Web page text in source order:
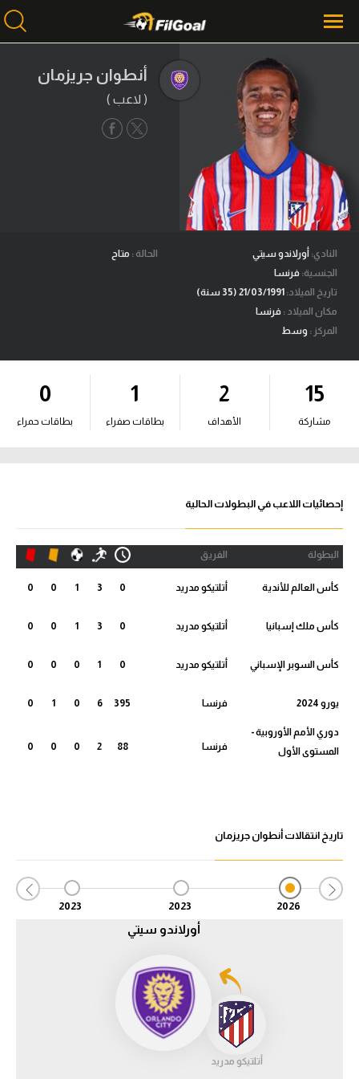
محتوى إخباري
الرئيسية
أخبار
مباريات
ميركاتو
فانتازي في الجول
مسابقة التوقعات
فيديوهات
آراء حرة
ركن الألعاب
الدوري المصري
الدوري الإنجليزي الممتاز
الدوري السعودي للمحترفين
كل البطولات
أنطوان جريزمان
( لاعب )
النادي: أورلاندو سيتي
الجنسية: فرنسا
تاريخ الميلاد:
مكان الميلاد : فرنسا
المركز : وسط
الحالة : متاح
15
مشاركة
2
الأهداف
1
بطاقات صفراء
0
بطاقات حمراء
إحصائيات اللاعب في البطولات الحالية
البطولة الفريق
كأس العالم للأندية أتلتيكو مدريد 0
3
1
0
0
كأس ملك إسبانيا أتلتيكو مدريد 0
3
1
0
0
كأس السوبر الإسباني أتلتيكو مدريد 0
1
0
0
0
يورو 2024 فرنسا 395
6
0
1
0
دوري الأمم الأوروبية -
المستوى الأول
فرنسا 88
2
0
0
0
تاريخ انتقالات أنطوان جريزمان
2026
2023
2023
أورلاندو سيتي
أتلتيكو مدريد